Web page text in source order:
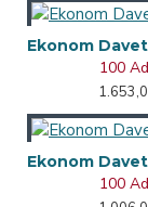
Ekonom
100
Ekonom
100